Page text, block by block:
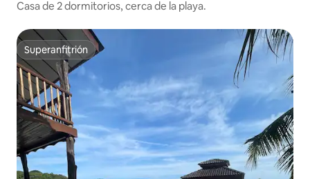
Casa de 2 dormitorios, cerca de la playa.
Superanfitrión
Superanfitrión